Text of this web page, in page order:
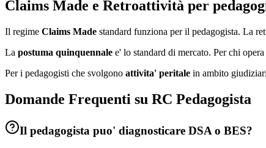
Claims Made e Retroattività per
Il regime Claims Made standard funziona per il pedagogista. La
La postuma quinquennale e' lo standard di mercato. Per chi
Per i pedagogisti che svolgono attivita' peritale in ambito
Domande Frequenti su RC Pedagogista
Il pedagogista puo' diagnosticare DSA o BES?